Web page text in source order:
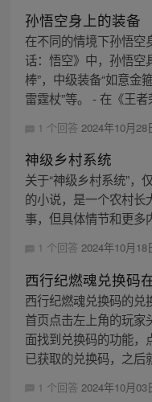
孙悟空身上的装备
在不同的情境下孙悟空
话：悟空》中，孙悟空
棒”，中级装备“如意金
雷霆杖”等。 - 在《王
1 个回答 2024年10月28
神级乡村系统
关于“神级乡村系统”，
的小说，是一个农村长
事，但具体情节和更多
1 个回答 2024年10月18
西行纪燃魂兑换码
西行纪燃魂兑换码的兑
首页点击左上角的玩家
面找到兑换码的功能，
已获取的兑换码，之后
1 个回答 2024年10月03